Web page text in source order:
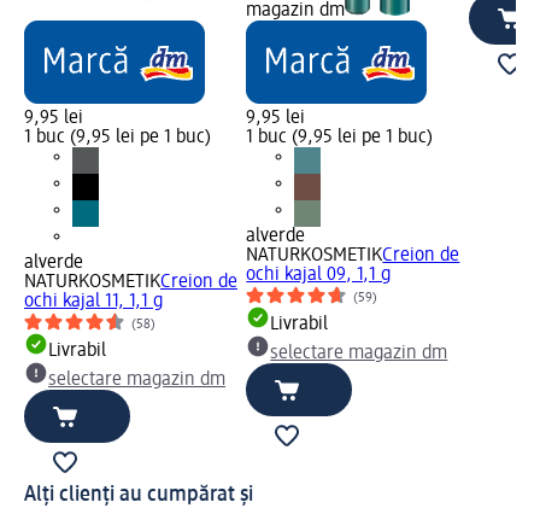
9,95 lei
1 buc (9,95 lei pe 1 buc)
alverde
NATURKOSMETIKCreion de
ochi kajal 11, 1,1 g
(58)
Livrabil
selectare magazin dm
magazin dm
9,95 lei
1 buc (9,95 lei pe 1 buc)
alverde
NATURKOSMETIKCreion de
ochi kajal 09, 1,1 g
(59)
Livrabil
selectare magazin dm
Alți clienți au cumpărat și